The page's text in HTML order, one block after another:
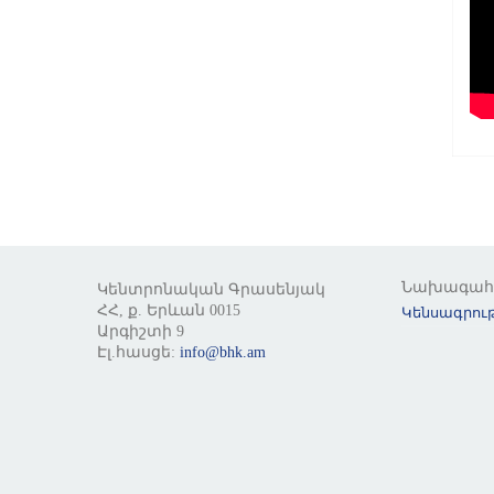
Կենտրոնական Գրասենյակ
ՀՀ, ք. Երևան 0015
Արգիշտի 9
Էլ.հասցե: info@bhk.am
Նախագահ